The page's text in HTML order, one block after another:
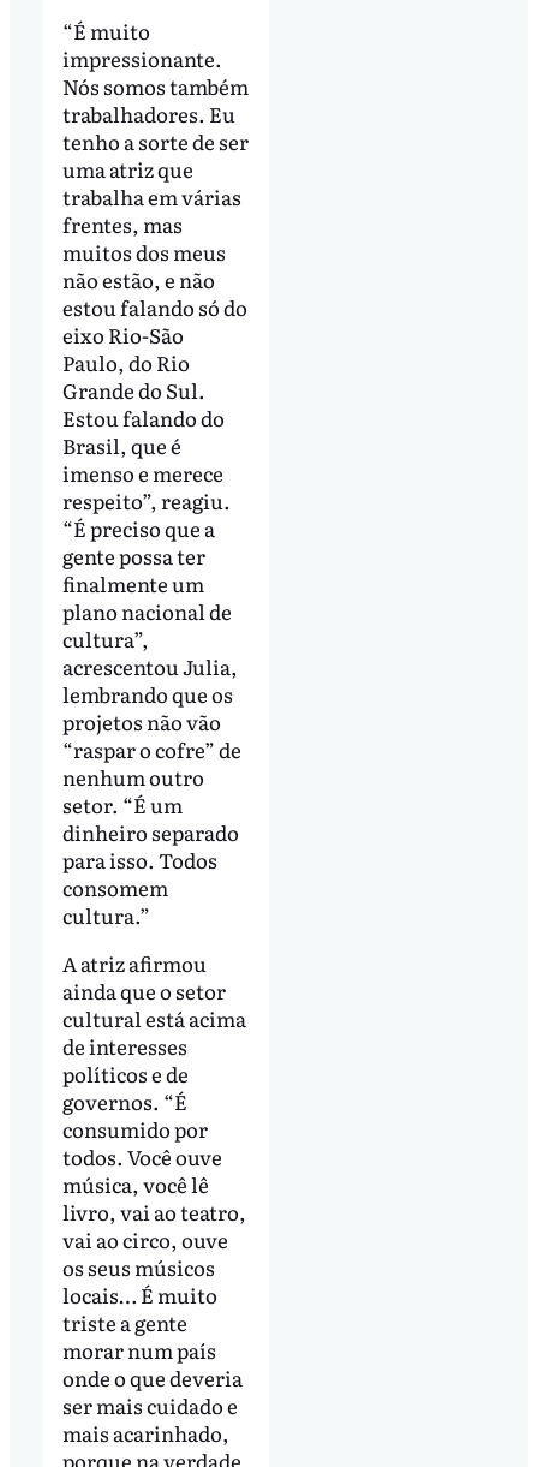
“É muito
impressionante.
Nós somos também
trabalhadores. Eu
tenho a sorte de ser
uma atriz que
trabalha em várias
frentes, mas
muitos dos meus
não estão, e não
estou falando só do
eixo Rio-São
Paulo, do Rio
Grande do Sul.
Estou falando do
Brasil, que é
imenso e merece
respeito”, reagiu.
“É preciso que a
gente possa ter
finalmente um
plano nacional de
cultura”,
acrescentou Julia,
lembrando que os
projetos não vão
“raspar o cofre” de
nenhum outro
setor. “É um
dinheiro separado
para isso. Todos
consomem
cultura.”
A atriz afirmou
ainda que o setor
cultural está acima
de interesses
políticos e de
governos. “É
consumido por
todos. Você ouve
música, você lê
livro, vai ao teatro,
vai ao circo, ouve
os seus músicos
locais… É muito
triste a gente
morar num país
onde o que deveria
ser mais cuidado e
mais acarinhado,
porque na verdade